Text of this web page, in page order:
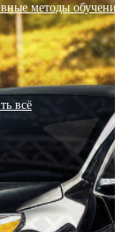
методы
всё